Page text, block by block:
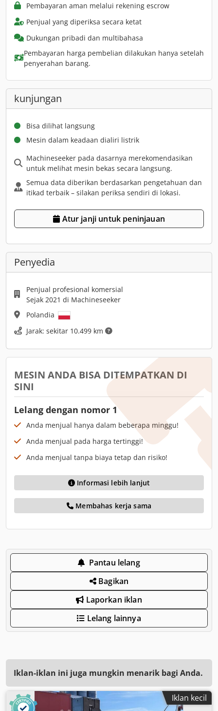
Pembayaran aman melalui rekening escrow
Penjual yang diperiksa secara ketat
Dukungan pribadi dan multibahasa
Pembayaran harga pembelian dilakukan hanya setelah
penyerahan barang.
kunjungan
Bisa dilihat langsung
Mesin dalam keadaan dialiri listrik
Machineseeker pada dasarnya merekomendasikan
untuk melihat mesin bekas secara langsung.
Semua data diberikan berdasarkan pengetahuan dan
itikad terbaik – silakan periksa sendiri di lokasi.
Atur janji untuk peninjauan
Penyedia
Penjual profesional komersial
Sejak 2021 di Machineseeker
Polandia
Jarak: sekitar 10.499 km
MESIN ANDA BISA DITEMPATKAN DI
SINI
Lelang dengan nomor 1
Anda menjual hanya dalam beberapa minggu!
Anda menjual pada harga tertinggi!
Anda menjual tanpa biaya tetap dan risiko!
Informasi lebih lanjut
Membahas kerja sama
Pantau lelang
Bagikan
Laporkan iklan
Lelang lainnya
Iklan-iklan ini juga mungkin menarik bagi Anda.
Iklan kecil